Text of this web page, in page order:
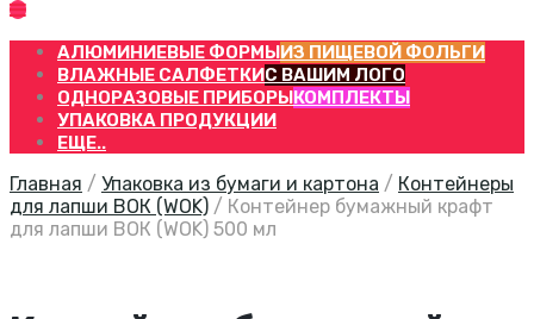
АЛЮМИНИЕВЫЕ ФОРМЫИЗ ПИЩЕВОЙ ФОЛЬГИ
ВЛАЖНЫЕ САЛФЕТКИС ВАШИМ ЛОГО
ОДНОРАЗОВЫЕ ПРИБОРЫКОМПЛЕКТЫ
УПАКОВКА ПРОДУКЦИИ
ЕЩЕ..
Главная / Упаковка из бумаги и картона / Контейнеры
для лапши ВОК (WOK) / Контейнер бумажный крафт
для лапши ВОК (WOK) 500 мл